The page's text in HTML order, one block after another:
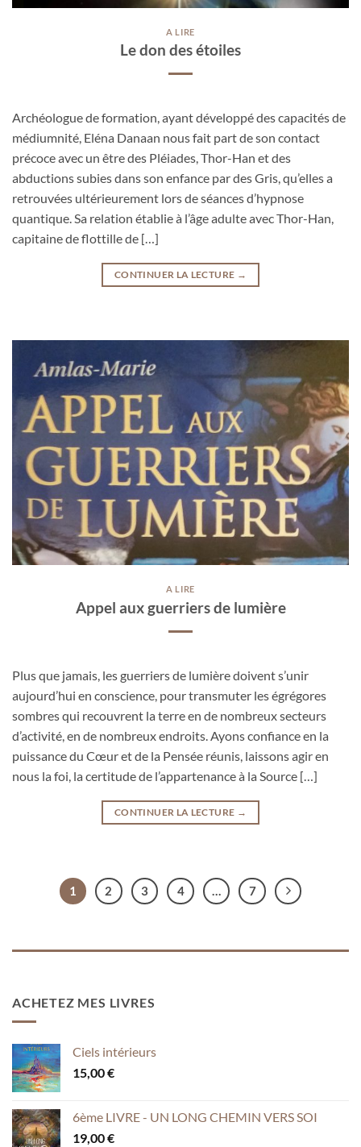
A LIRE
Le don des étoiles
Archéologue de formation, ayant développé des capacités de
médiumnité, Eléna Danaan nous fait part de son contact
précoce avec un être des Pléiades, Thor-Han et des
abductions subies dans son enfance par des Gris, qu’elles a
retrouvées ultérieurement lors de séances d’hypnose
quantique. Sa relation établie à l’âge adulte avec Thor-Han,
capitaine de flottille de […]
CONTINUER LA LECTURE →
A LIRE
Appel aux guerriers de lumière
Plus que jamais, les guerriers de lumière doivent s’unir
aujourd’hui en conscience, pour transmuter les égrégores
sombres qui recouvrent la terre en de nombreux secteurs
d’activité, en de nombreux endroits. Ayons confiance en la
puissance du Cœur et de la Pensée réunis, laissons agir en
nous la foi, la certitude de l’appartenance à la Source […]
CONTINUER LA LECTURE →
1 2 3 4 7
ACHETEZ MES LIVRES
Ciels intérieurs
15,00€
6ème LIVRE - UN LONG CHEMIN VERS SOI
19,00€